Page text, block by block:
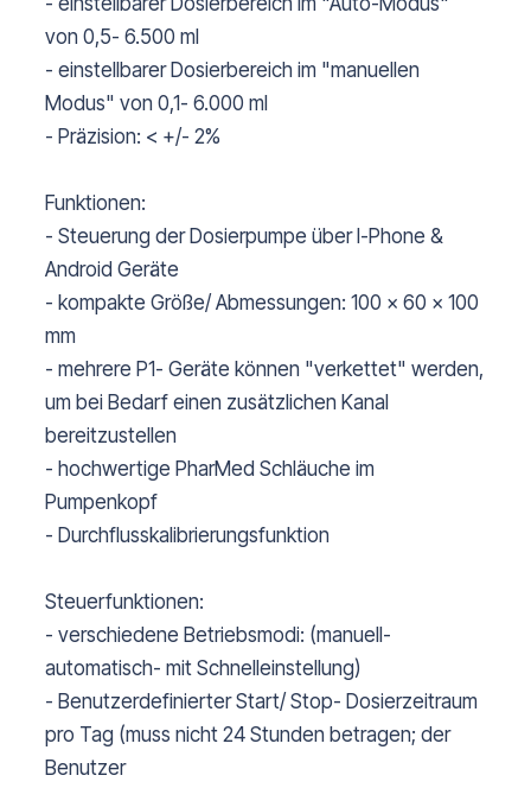
von 0,5- 6.500 ml
- einstellbarer Dosierbereich im "manuellen
Modus" von 0,1- 6.000 ml
- Präzision: < +/- 2%
Funktionen:
- Steuerung der Dosierpumpe über I-Phone &
Android Geräte
- kompakte Größe/ Abmessungen: 100 x 60 x 100
mm
- mehrere P1- Geräte können "verkettet" werden,
um bei Bedarf einen zusätzlichen Kanal
bereitzustellen
- hochwertige PharMed Schläuche im
Pumpenkopf
- Durchflusskalibrierungsfunktion
Steuerfunktionen:
- verschiedene Betriebsmodi: (manuell-
automatisch- mit Schnelleinstellung)
- Benutzerdefinierter Start/ Stop- Dosierzeitraum
pro Tag (muss nicht 24 Stunden betragen; der
Benutzer